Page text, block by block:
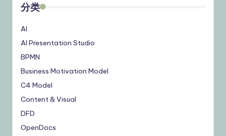
分类
AI
AI Presentation Studio
BPMN
Business Motivation Model
C4 Model
Content & Visual
DFD
OpenDocs